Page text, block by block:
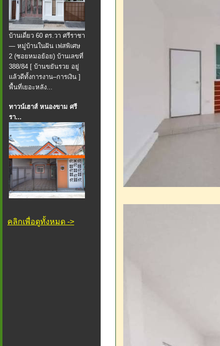
บ้านเดี่ยว 60 ตร.วา ศรีราชา
— หมู่บ้านในฝัน เฟสพิเศษ
2 (ซอยหมอย้อย) บ้านเลขที่
388/84 [ บ้านขยันรวย อยู่
แล้วดีทั้งการงาน–การเงิน ]
พื้นที่เยอะหลัง...
ทาวน์เฮาส์ หนองขาม ศรี
รา...
คลิกเพื่อดูทั้งหมด ->